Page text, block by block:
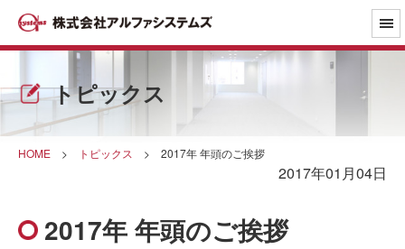
トピックス
HOME > トピックス > 2017年 年頭のご挨拶
2017年01月04日
2017年 年頭のご挨拶